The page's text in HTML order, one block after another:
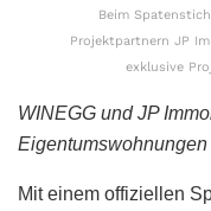
Beim
Projektpartnern JP
exklusive
WINEGG und JP
Mit einem offiziellen